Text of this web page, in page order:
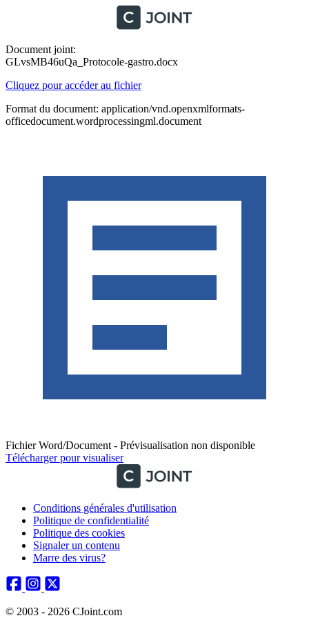
Document joint:
GLvsMB46uQa_Protocole-gastro.docx
Cliquez pour accéder au fichier
Format du document: application/vnd.openxmlformats-
officedocument.wordprocessingml.document
Fichier Word/Document - Prévisualisation non disponible
Télécharger pour visualiser
Conditions générales d'utilisation
Politique de confidentialité
Politique des cookies
Signaler un contenu
Marre des virus?
© 2003 - 2026 CJoint.com